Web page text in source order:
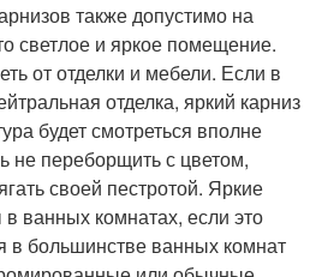
также допустимо на
светлое и яркое помещение.
от отделки и мебели. Если в
отделка, яркий карниз
будет смотреться вполне
не переборщить с цветом,
своей пестротой. Яркие
ванных комнатах, если это
в большинстве ванных комнат